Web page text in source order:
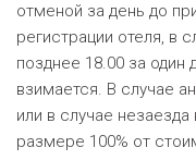
отменой за день до
регистрации отеля, в
позднее 18.00 за один
взимается. В случае
или в случае
размере 100% от